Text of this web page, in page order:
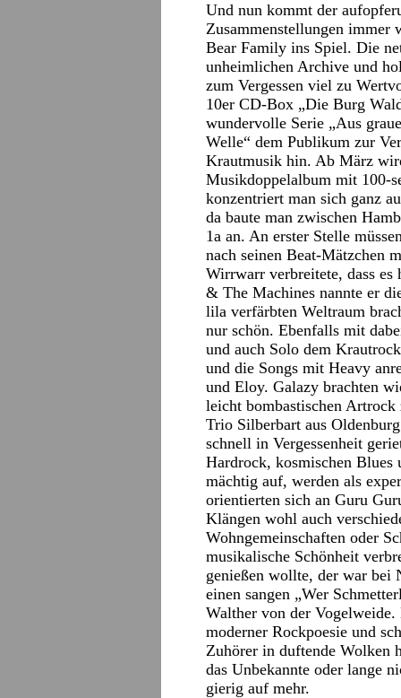
Und nun kommt der
Zusammenstellungen immer
Bear Family ins Spiel. Die
unheimlichen Archive und
zum Vergessen viel zu
10er CD-Box „Die Burg
wundervolle Serie „Aus
Welle“ dem Publikum zur
Krautmusik hin. Ab März
Musikdoppelalbum mit 100-
konzentriert man sich ganz
da baute man zwischen
1a an. An erster Stelle
nach seinen Beat-Mätzchen
Wirrwarr verbreitete, dass es
& The Machines nannte er
lila verfärbten Weltraum
nur schön. Ebenfalls mit
und auch Solo dem
und die Songs mit Heavy
und Eloy. Galazy brachten
leicht bombastischen
Trio Silberbart aus
schnell in Vergessenheit
Hardrock, kosmischen Blues
mächtig auf, werden als
orientierten sich an Guru
Klängen wohl auch
Wohngemeinschaften oder
musikalische Schönheit
genießen wollte, der war bei
einen sangen „Wer
Walther von der
moderner Rockpoesie und
Zuhörer in duftende Wolken
das Unbekannte oder lange
gierig auf mehr.